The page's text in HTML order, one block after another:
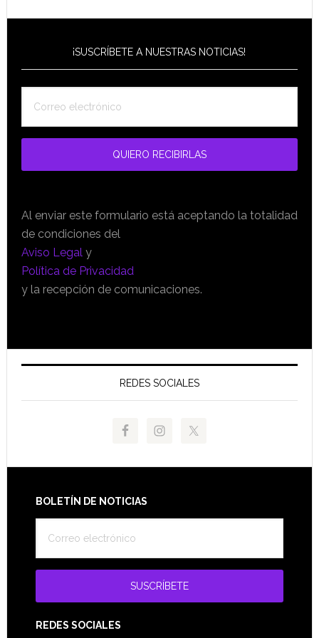
¡SUSCRÍBETE A NUESTRAS NOTICIAS!
Al enviar este formulario está aceptando la totalidad
de condiciones del
Aviso Legaly
Política de Privacidad
y la recepción de comunicaciones.
REDES SOCIALES
Footer
BOLETÍN DE NOTICIAS
REDES SOCIALES